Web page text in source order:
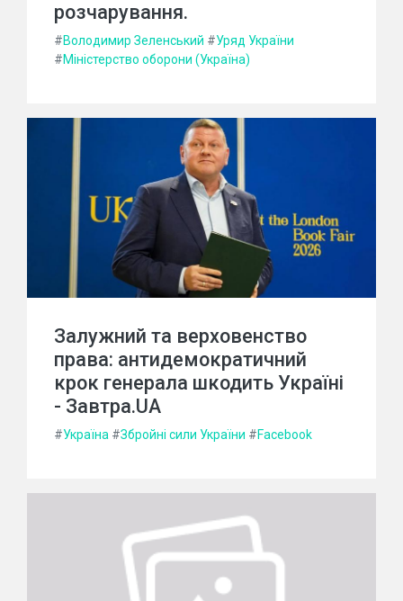
розчарування.
#Володимир Зеленський #Уряд України
#Міністерство оборони (Україна)
Залужний та верховенство
права: антидемократичний
крок генерала шкодить Україні
- Завтра.UA
#Україна #Збройні сили України #Facebook